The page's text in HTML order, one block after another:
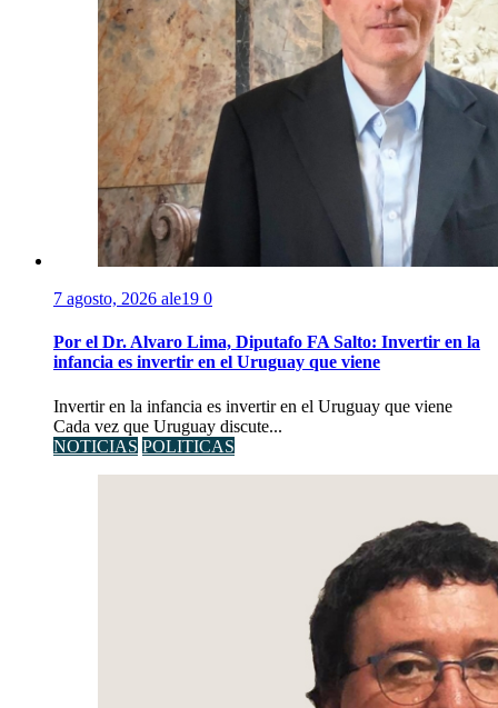
7 agosto, 2026 ale19 0
Por el Dr. Alvaro Lima, Diputafo FA Salto: Invertir en la
infancia es invertir en el Uruguay que viene
Invertir en la infancia es invertir en el Uruguay que viene
Cada vez que Uruguay discute...
NOTICIAS POLITICAS